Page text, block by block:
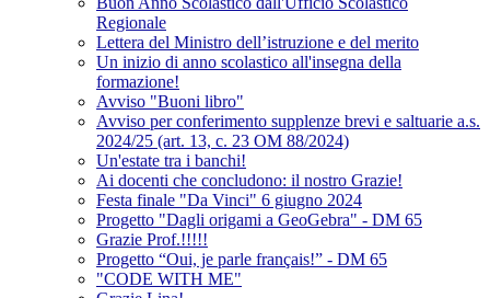
Regionale
Lettera del Ministro dell’istruzione e del merito
Un inizio di anno scolastico all'insegna della
formazione!
Avviso "Buoni libro"
Avviso per conferimento supplenze brevi e saltuarie a.s.
2024/25 (art. 13, c. 23 OM 88/2024)
Un'estate tra i banchi!
Ai docenti che concludono: il nostro Grazie!
Festa finale "Da Vinci" 6 giugno 2024
Progetto "Dagli origami a GeoGebra" - DM 65
Grazie Prof.!!!!!
Progetto “Oui, je parle français!” - DM 65
"CODE WITH ME"